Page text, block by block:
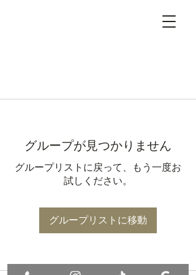
グループが見つかりません
グループリストに戻って、もう一度お
試しください。
グループリストに移動